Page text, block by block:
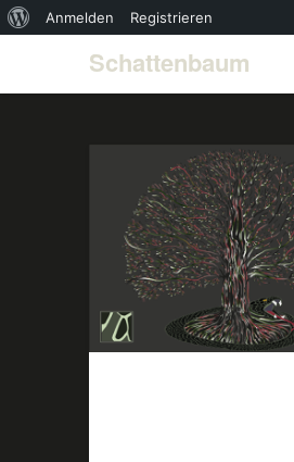
Schattenbaum
Über
WordPress
Anmelden Registrieren